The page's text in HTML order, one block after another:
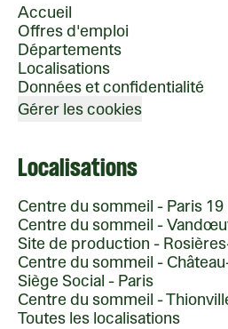
Accueil
Offres d'emploi
Départements
Localisations
Données et confidentialité
Gérer les cookies
Localisations
Centre du sommeil - Paris 19
Centre du sommeil -
Site de production -
Centre du sommeil -
Siège Social - Paris
Centre du sommeil -
Toutes les localisations